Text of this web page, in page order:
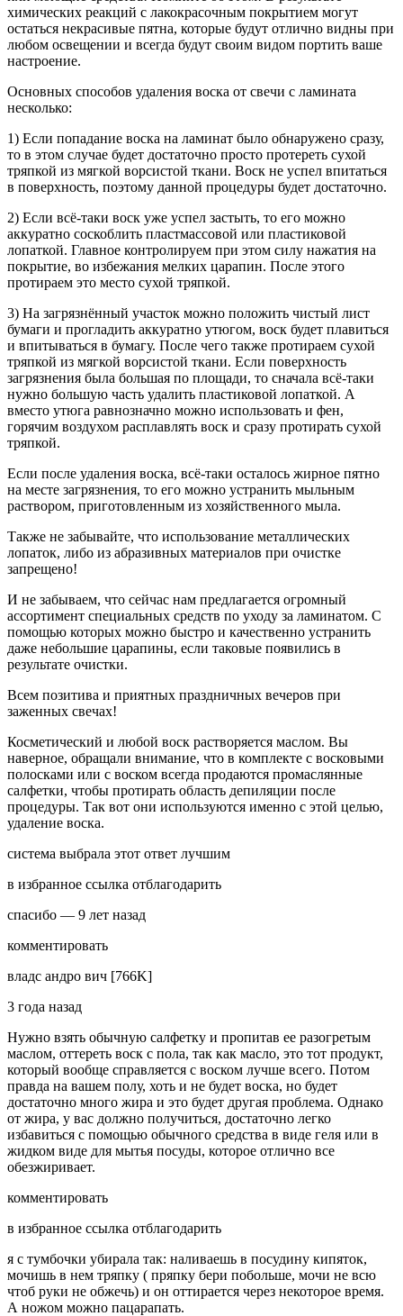
химических реакций с лакокрасочным покрытием могут
остаться некрасивые пятна, которые будут отлично видны при
любом освещении и всегда будут своим видом портить ваше
настроение.
Основных способов удаления воска от свечи с ламината
несколько:
1) Если попадание воска на ламинат было обнаружено сразу,
то в этом случае будет достаточно просто протереть сухой
тряпкой из мягкой ворсистой ткани. Воск не успел впитаться
в поверхность, поэтому данной процедуры будет достаточно.
2) Если всё-таки воск уже успел застыть, то его можно
аккуратно соскоблить пластмассовой или пластиковой
лопаткой. Главное контролируем при этом силу нажатия на
покрытие, во избежания мелких царапин. После этого
протираем это место сухой тряпкой.
3) На загрязнённый участок можно положить чистый лист
бумаги и прогладить аккуратно утюгом, воск будет плавиться
и впитываться в бумагу. После чего также протираем сухой
тряпкой из мягкой ворсистой ткани. Если поверхность
загрязнения была большая по площади, то сначала всё-таки
нужно большую часть удалить пластиковой лопаткой. А
вместо утюга равнозначно можно использовать и фен,
горячим воздухом расплавлять воск и сразу протирать сухой
тряпкой.
Если после удаления воска, всё-таки осталось жирное пятно
на месте загрязнения, то его можно устранить мыльным
раствором, приготовленным из хозяйственного мыла.
Также не забывайте, что использование металлических
лопаток, либо из абразивных материалов при очистке
запрещено!
И не забываем, что сейчас нам предлагается огромный
ассортимент специальных средств по уходу за ламинатом. С
помощью которых можно быстро и качественно устранить
даже небольшие царапины, если таковые появились в
результате очистки.
Всем позитива и приятных праздничных вечеров при
заженных свечах!
Косметический и любой воск растворяется маслом. Вы
наверное, обращали внимание, что в комплекте с восковыми
полосками или с воском всегда продаются промаслянные
салфетки, чтобы протирать область депиляции после
процедуры. Так вот они используются именно с этой целью,
удаление воска.
система выбрала этот ответ лучшим
в избранное ссылка отблагодарить
спасибо — 9 лет назад
комментировать
владс­ андро­ вич [766K]
3 года назад
Нужно взять обычную салфетку и пропитав ее разогретым
маслом, оттереть воск с пола, так как масло, это тот продукт,
который вообще справляется с воском лучше всего. Потом
правда на вашем полу, хоть и не будет воска, но будет
достаточно много жира и это будет другая проблема. Однако
от жира, у вас должно получиться, достаточно легко
избавиться с помощью обычного средства в виде геля или в
жидком виде для мытья посуды, которое отлично все
обезжиривает.
комментировать
в избранное ссылка отблагодарить
я с тумбочки убирала так: наливаешь в посудину кипяток,
мочишь в нем тряпку ( пряпку бери побольше, мочи не всю
чтоб руки не обжечь) и он оттирается через некоторое время.
А ножом можно пацарапать.